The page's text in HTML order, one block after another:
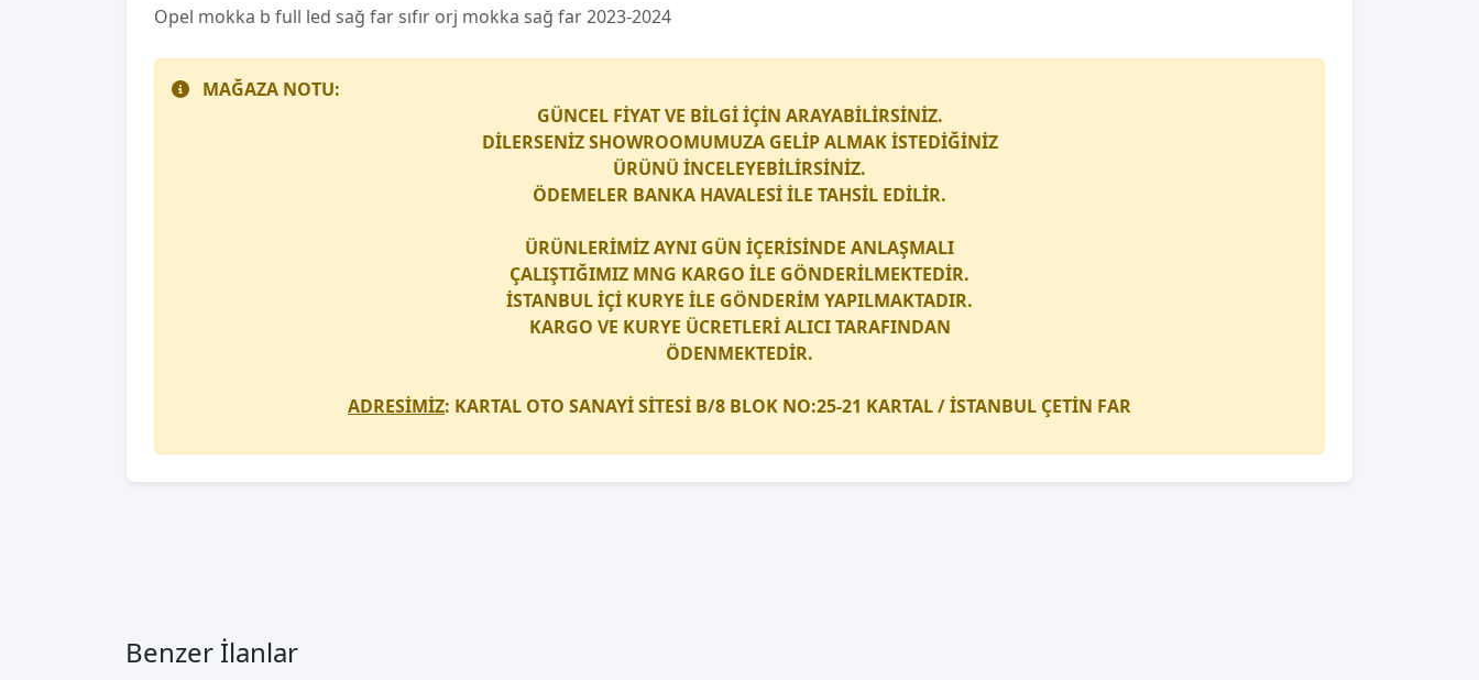
Opel mokka b full led sağ far sıfır orj mokka sağ far 2023-2024
MAĞAZA NOTU:
GÜNCEL FİYAT VE BİLGİ İÇİN ARAYABİLİRSİNİZ.
DİLERSENİZ SHOWROOMUMUZA GELİP ALMAK İSTEDİĞİNİZ
ÜRÜNÜ İNCELEYEBİLİRSİNİZ.
ÖDEMELER BANKA HAVALESİ İLE TAHSİL EDİLİR.
ÜRÜNLERİMİZ AYNI GÜN İÇERİSİNDE ANLAŞMALI
ÇALIŞTIĞIMIZ MNG KARGO İLE GÖNDERİLMEKTEDİR.
İSTANBUL İÇİ KURYE İLE GÖNDERİM YAPILMAKTADIR.
KARGO VE KURYE ÜCRETLERİ ALICI TARAFINDAN
ÖDENMEKTEDİR.
ADRESİMİZ: KARTAL OTO SANAYİ SİTESİ B/8 BLOK NO:25-21 KARTAL / İSTANBUL ÇETİN FAR
Benzer İlanlar